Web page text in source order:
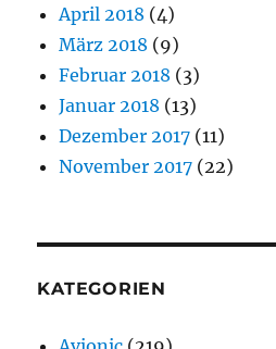
April 2018 (4)
März 2018 (9)
Februar 2018 (3)
Januar 2018 (13)
Dezember 2017 (11)
November 2017 (22)
KATEGORIEN